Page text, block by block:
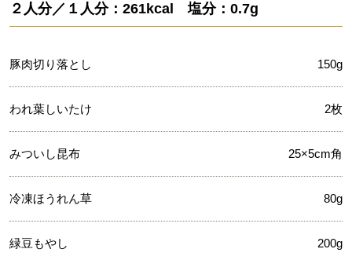
２人分／１人分：261kcal 塩分：0.7g
豚肉切り落とし 150g
われ葉しいたけ 2枚
みついし昆布 25×5cm角
冷凍ほうれん草 80g
緑豆もやし 200g